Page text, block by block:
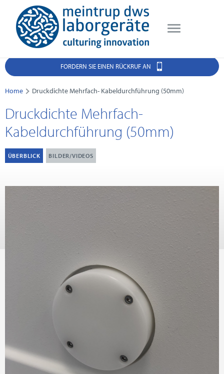
FORDERN SIE EINEN RÜCKRUF AN
Home Druckdichte Mehrfach- Kabeldurchführung (50mm)
Druckdichte Mehrfach-
Kabeldurchführung (50mm)
ÜBERBLICK BILDER/VIDEOS